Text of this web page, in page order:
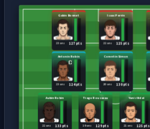
Aubin Robin
133 pts
22 ans
Tiago Rousseau
129 pts
19 ans
Yanis Vidal
125 pts
21 ans
Antonin Robin
124 pts
23 ans
Corentin Simon
130 pts
20 ans
Gabin Bonnet
127 pts
23 ans
Isaac Perrin
125 pts
22 ans